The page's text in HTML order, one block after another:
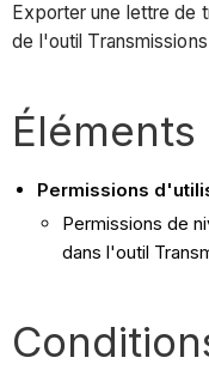
Exporter une lettre de
de l'outil
Permissions
Permissions de
dans l'outil